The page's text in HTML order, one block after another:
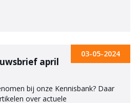
april
03-05-2024
bij onze Kennisbank? Daar
over actuele